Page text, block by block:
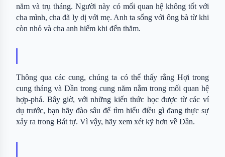
năm và trụ tháng. Người này có mối quan hệ không tốt với
cha mình, cha đã ly dị với mẹ. Anh ta sống với ông bà từ khi
còn nhỏ và cha anh hiếm khi đến thăm.
Thông qua các cung, chúng ta có thể thấy rằng Hợi trong
cung tháng và Dần trong cung năm nằm trong mối quan hệ
hợp-phá. Bây giờ, với những kiến thức học được từ các ví
dụ trước, bạn hãy đào sâu để tìm hiểu điều gì đang thực sự
xảy ra trong Bát tự. Vì vậy, hãy xem xét kỹ hơn về Dần.